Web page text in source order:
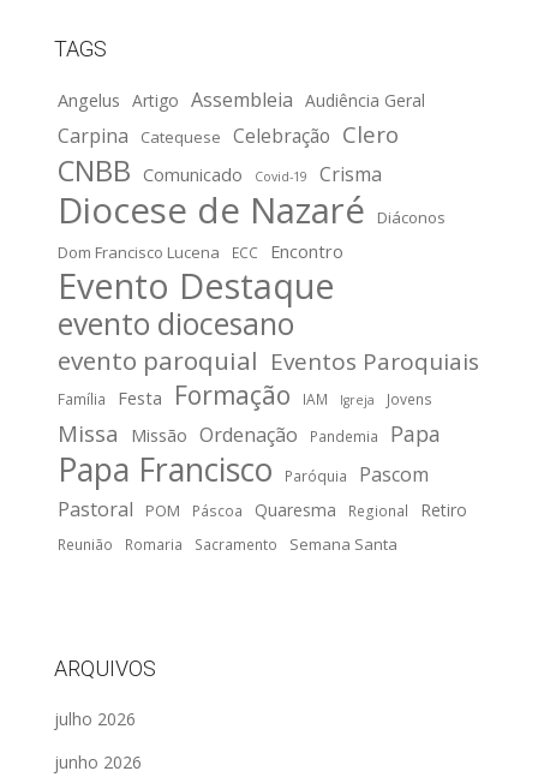
TAGS
Angelus Artigo Assembleia Audiência Geral
Carpina Catequese Celebração Clero
CNBB Comunicado Covid-19 Crisma
Diocese de Nazaré
Diáconos
Dom Francisco Lucena
ECC Encontro
Evento Destaque
evento diocesano
evento paroquial Eventos Paroquiais
Família Festa Formação IAM Igreja Jovens
Missa Missão Ordenação Pandemia Papa
Papa Francisco Paróquia
Pascom
Pastoral
POM Páscoa Quaresma Regional Retiro
Reunião Romaria Sacramento Semana Santa
ARQUIVOS
julho 2026
junho 2026